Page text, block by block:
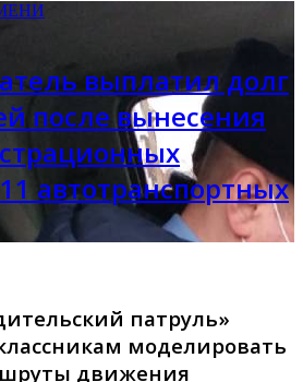
выплатил долг
после вынесения
автотранспортных
патруль»
моделировать
движения